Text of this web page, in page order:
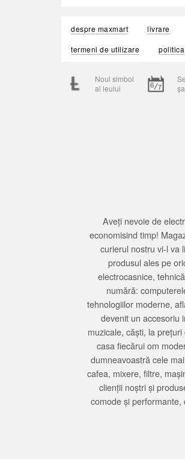
despre maxmart livrare
termeni de utilizare
Noul simbol
al leului
Aveți nevoie de
economisind timp!
curierul nostru vi-l va
produsul ales pe
electrocasnice,
numără:
tehnologiilor moderne,
devenit un accesoriu
muzicale, căști, la
casa fiecărui om
dumneavoastră cele
cafea, mixere, filtre,
clienții noștri și
comode și